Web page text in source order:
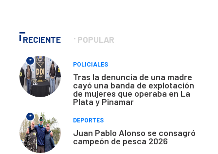
RECIENTE POPULAR
*
POLICIALES
Tras la denuncia de una madre
cayó una banda de explotación
de mujeres que operaba en La
Plata y Pinamar
*
DEPORTES
Juan Pablo Alonso se consagró
campeón de pesca 2026